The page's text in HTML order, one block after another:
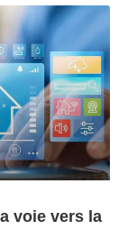
voie vers la